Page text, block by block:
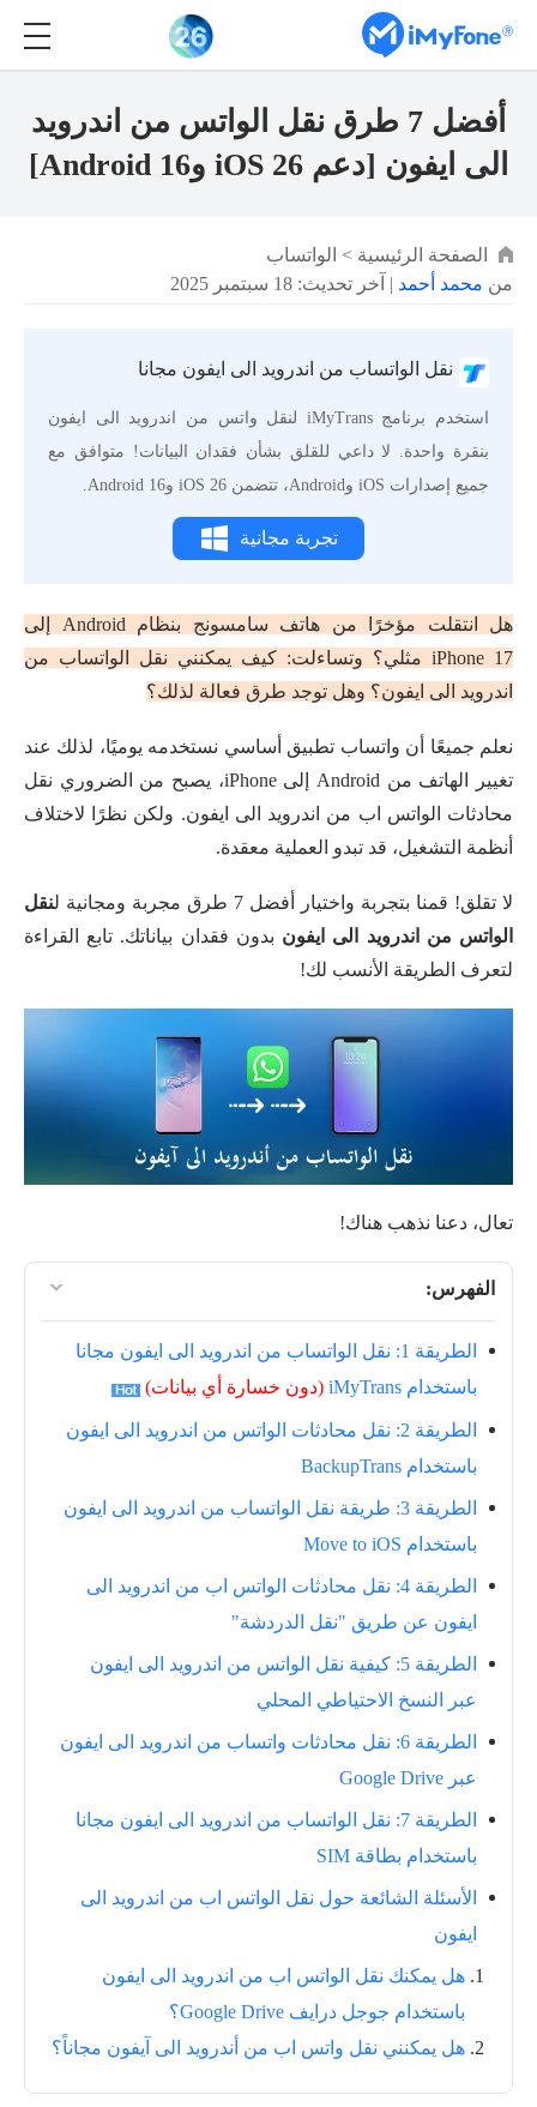
أفضل 7 طرق نقل الواتس من اندرويد
الى ايفون [دعم iOS 26 وAndroid 16]
الصفحة الرئيسية > الواتساب
من محمد أحمد | آخر تحديث: 18 سبتمبر 2025
نقل الواتساب من اندرويد الى ايفون مجانا
استخدم برنامج iMyTrans لنقل واتس من اندرويد الى ايفون
بنقرة واحدة. لا داعي للقلق بشأن فقدان البيانات! متوافق مع
جميع إصدارات iOS وAndroid، تتضمن iOS 26 وAndroid 16.
تجربة مجانية
هل انتقلت مؤخرًا من هاتف سامسونج بنظام Android إلى
iPhone 17 مثلي؟ وتساءلت: كيف يمكنني نقل الواتساب من
اندرويد الى ايفون؟ وهل توجد طرق فعالة لذلك؟
نعلم جميعًا أن واتساب تطبيق أساسي نستخدمه يوميًا، لذلك عند
تغيير الهاتف من Android إلى iPhone، يصبح من الضروري نقل
محادثات الواتس اب من اندرويد الى ايفون. ولكن نظرًا لاختلاف
أنظمة التشغيل، قد تبدو العملية معقدة.
لا تقلق! قمنا بتجربة واختيار أفضل 7 طرق مجربة ومجانية ل
نقل
الواتس من اندرويد الى ايفون بدون فقدان بياناتك. تابع القراءة
لتعرف الطريقة الأنسب لك!
تعال، دعنا نذهب هناك!
الفهرس:
الطريقة 1: نقل الواتساب من اندرويد الى ايفون مجانا
باستخدام iMyTrans
(دون خسارة أي بيانات)
الطريقة 2: نقل محادثات الواتس من اندرويد الى ايفون
باستخدام BackupTrans
الطريقة 3: طريقة نقل الواتساب من اندرويد الى ايفون
باستخدام Move to iOS
الطريقة 4: نقل محادثات الواتس اب من اندرويد الى
ايفون عن طريق "نقل الدردشة"
الطريقة 5: كيفية نقل الواتس من اندرويد الى ايفون
عبر النسخ الاحتياطي المحلي
الطريقة 6: نقل محادثات واتساب من اندرويد الى ايفون
عبر Google Drive
الطريقة 7: نقل الواتساب من اندرويد الى ايفون مجانا
باستخدام بطاقة SIM
الأسئلة الشائعة حول نقل الواتس اب من اندرويد الى
ايفون
هل يمكنك نقل الواتس اب من اندرويد الى ايفون
باستخدام جوجل درايف Google Drive؟
هل يمكنني نقل واتس اب من أندرويد الى آيفون مجاناً؟